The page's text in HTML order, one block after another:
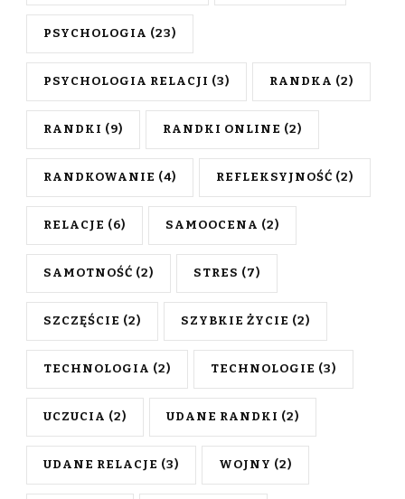
PSYCHOLOGIA (23)
PSYCHOLOGIA RELACJI (3) RANDKA (2)
RANDKI (9) RANDKI ONLINE (2)
RANDKOWANIE (4) REFLEKSYJNOŚĆ (2)
RELACJE (6) SAMOOCENA (2)
SAMOTNOŚĆ (2) STRES (7)
SZCZĘŚCIE (2) SZYBKIE ŻYCIE (2)
TECHNOLOGIA (2) TECHNOLOGIE (3)
UCZUCIA (2) UDANE RANDKI (2)
UDANE RELACJE (3) WOJNY (2)